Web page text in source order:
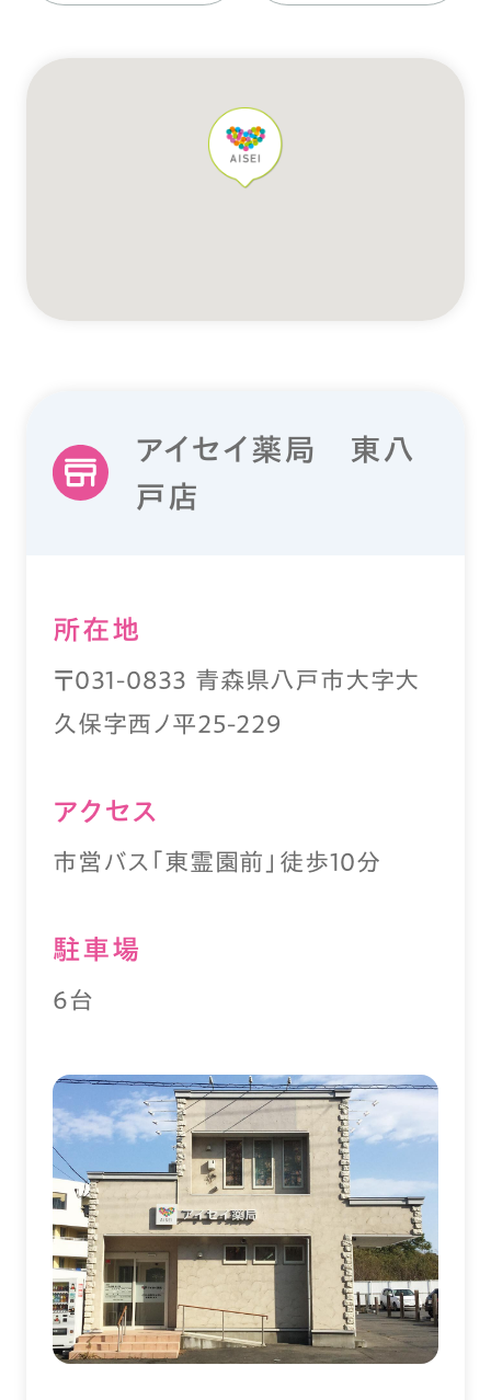
アイセイ薬局 東八
戸店
所在地
〒031-0833 青森県八戸市大字大
久保字西ノ平25-229
アクセス
市営バス「東霊園前」徒歩10分
駐⾞場
6台